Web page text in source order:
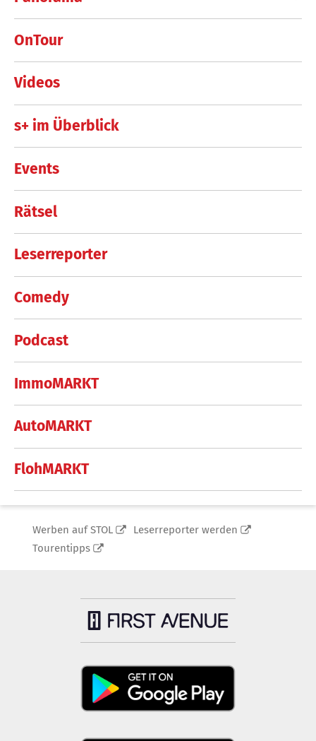
OnTour
Videos
s+ im Überblick
Events
Rätsel
Leserreporter
Comedy
Podcast
ImmoMARKT
AutoMARKT
FlohMARKT
Werben auf STOL
Leserreporter werden
Tourentipps